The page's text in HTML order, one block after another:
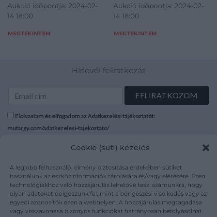
Cookie (süti) kezelés
A legjobb felhasználói élmény biztosítása érdekében sütiket
használunk az eszközinformációk tárolására és/vagy elérésére. Ezen
technológiákhoz való hozzájárulás lehetővé teszi számunkra, hogy
olyan adatokat dolgozzunk fel, mint a böngészési viselkedés vagy az
egyedi azonosítók ezen a webhelyen. A hozzájárulás megtagadása
vagy visszavonása bizonyos funkciókat hátrányosan befolyásolhat.
Aukció időpontja: 2024-02-
14 18:00
MEGTEKINTEM
Aukció időpontja: 2024-02-
14 18:00
MEGTEKINTEM
Hírlevél feliratkozás
Elolvastam és elfogadom az Adatkezelési tájékoztatót:
mutargy.com/adatkezelesi-tajekoztato/
Médiaajánlat
Karrier
Kapcsolat
Áraink
ÁSZF
Adatvédelem
Impresszum